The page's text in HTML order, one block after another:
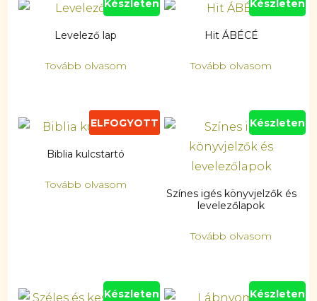
Készleten
Levelező lap
Tovább olvasom
Készleten
Hit ÁBÉCÉ
Tovább olvasom
ELFOGYOTT
Biblia kulcstartó
Tovább olvasom
Készleten
Színes igés könyvjelzők és
levelezőlapok
Tovább olvasom
Készleten Készleten